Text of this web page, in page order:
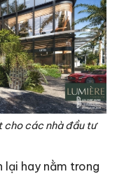
cho các nhà đầu tư
lại hay nằm trong